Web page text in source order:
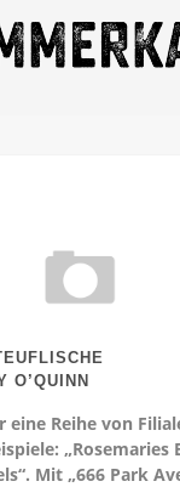
O’QUINN
eine Reihe von
„Rosemaries
Mit „666 Park